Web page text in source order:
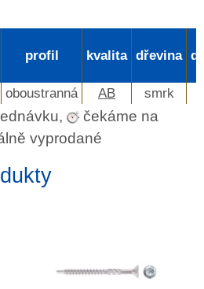
profil kvalita dřevina
oboustranná AB smrk
čekáme na
vyprodané